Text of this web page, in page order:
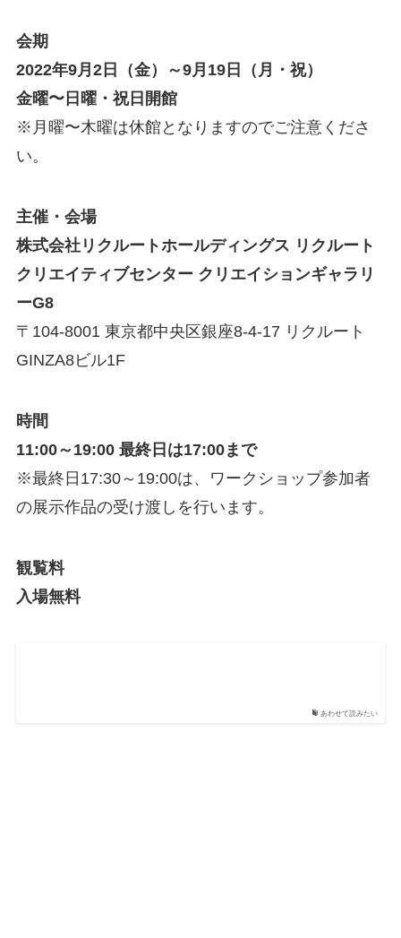
会期
2022年9月2日（金）～9月19日（月・祝）
金曜〜日曜・祝日開館
※月曜〜木曜は休館となりますのでご注意くださ
い。
主催・会場
株式会社リクルートホールディングス リクルート
クリエイティブセンター クリエイションギャラリ
ーG8
〒104-8001 東京都中央区銀座8-4-17 リクルート
GINZA8ビル1F
時間
11:00～19:00 最終日は17:00まで
※最終日17:30～19:00は、ワークショップ参加者
の展示作品の受け渡しを行います。
観覧料
入場無料
あわせて読みたい